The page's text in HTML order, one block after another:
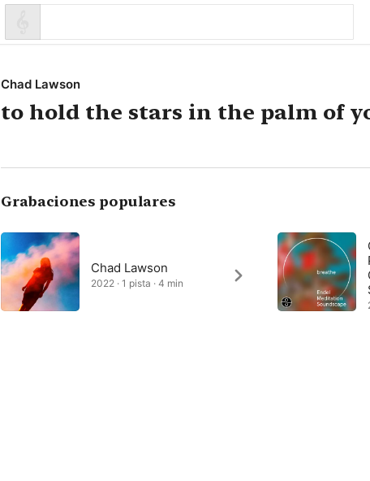
Chad Lawson
to hold the stars in the palm of
Grabaciones populares
Chad Lawson
2022 · 1 pista · 4 min